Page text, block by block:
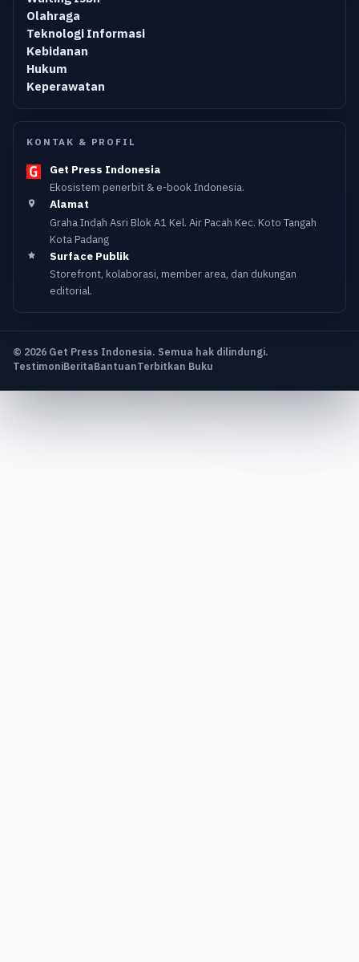
Olahraga
Teknologi Informasi
Kebidanan
Hukum
Keperawatan
KONTAK & PROFIL
Get Press Indonesia
Ekosistem penerbit & e-book Indonesia.
Alamat
Graha Indah Asri Blok A1 Kel. Air Pacah Kec. Koto Tangah
Kota Padang
Surface Publik
Storefront, kolaborasi, member area, dan dukungan
editorial.
© 2026 Get Press Indonesia. Semua hak dilindungi.
TestimoniBeritaBantuanTerbitkan Buku